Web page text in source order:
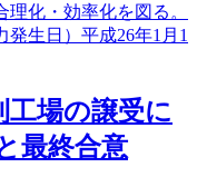
化・効率化を図る。
生日）平成26年1月1
工場の譲受に
最終合意